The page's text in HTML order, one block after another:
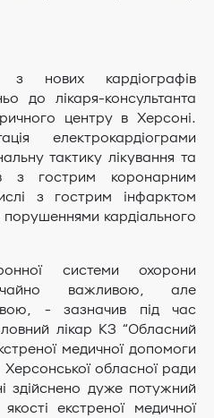
з нових кардіографів
до лікаря-консультанта
центру в Херсоні.
електрокардіограми
тактику лікування та
з гострим коронарним
з гострим інфарктом
кардіального
системи охорони
важливою, але
- зазначив під час
лікар КЗ “Обласний
медичної допомоги
обласної ради
здійснено дуже потужний
екстреної медичної